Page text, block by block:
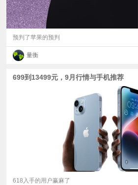
科
普预判了苹果的预判
量衡
699到13499元，9月行情与手机推荐
618入手的用户赢麻了